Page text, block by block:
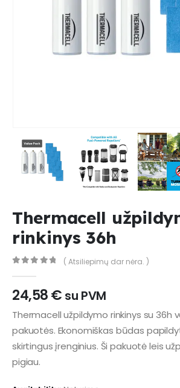
Thermacell
rinkinys 36h
( Atsiliepimų dar nėra. )
24,58€ su PVM
Thermacell užpildymo rinkinys su 36h
pakuotės. Ekonomiškas būdas
skirtingus įrenginius. Ši pakuotė leis
pigiau.